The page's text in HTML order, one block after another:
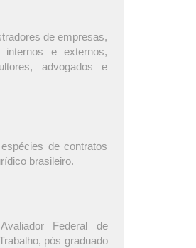
de empresas,
internos e externos,
advogados e
de contratos
brasileiro.
Federal de
pós graduado